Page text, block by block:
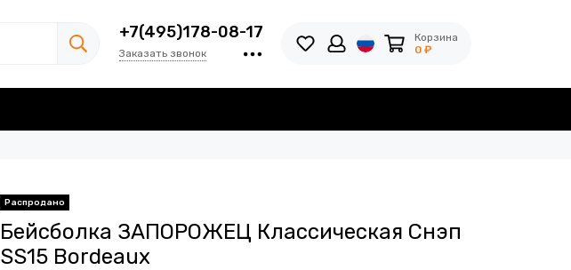
+7(495)178-08-17
Заказать звонок
Корзина
0 ₽
Бейсболка ЗАПОРОЖЕЦ Классическая Снэп
SS15 Bordeaux